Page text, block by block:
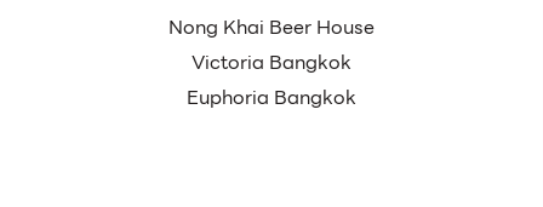
Nong Khai Beer House
Victoria Bangkok
Euphoria Bangkok